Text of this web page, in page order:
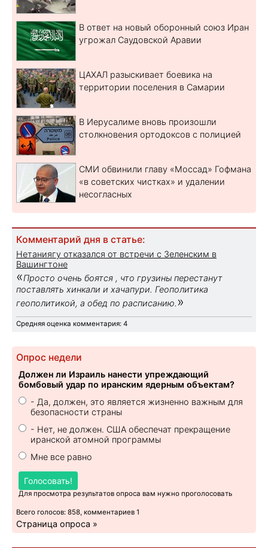
В ответ на новый оборонный союз Иран
угрожал Саудовской Аравии
ЦАХАЛ разыскивает боевика на
территории поселения в Самарии
В Иерусалиме вновь произошли
столкновения ортодоксов с полицией
СМИ обвинили главу «Моссад» Гофмана
«в советских чистках» и удалении
несогласных
Комментарий дня в статье:
Нетаниягу отказался от встречи с Зеленским в
Вашингтоне
«Просто очень боятся , что грузины перестанут
поставлять хинкали и хачапури. Геополитика
геополитикой, а обед по расписанию. »
Средняя оценка комментария: 4
Опрос недели
Должен ли Израиль нанести упреждающий
бомбовый удар по иранским ядерным объектам?
- Да, должен, это является жизненно важным для
безопасности страны
- Нет, не должен. США обеспечат прекращение
иранской атомной программы
Мне все равно
Голосовать!
Для просмотра результатов опроса вам нужно проголосовать
Всего голосов: 858, комментариев 1
Страница опроса »